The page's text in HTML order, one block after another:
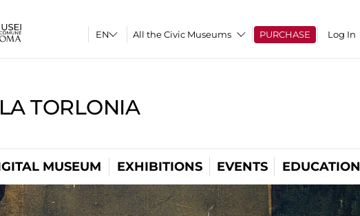
All the Civic Museums PURCHASE Log In
TORLONIA
MUSEUM EXHIBITIONS EVENTS EDUCATION